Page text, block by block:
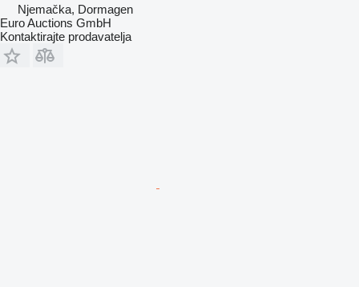
Njemačka, Dormagen
Euro Auctions GmbH
Kontaktirajte prodavatelja